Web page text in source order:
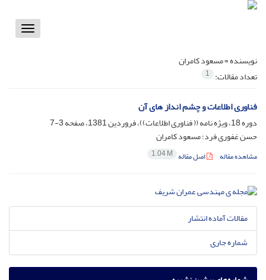
Toggle
نویسنده =مسعود کامران
تعداد مقالات: 1
فناوری اطلاعات و چشم انداز های آن
دوره 18، ویژه نامه (( فناوری اطلاعات))، فروردین 1381، صفحه
3-7
حسن غفوری فرد؛ مسعود کامران
مشاهده مقاله اصل مقاله 1.04 M
مقالات آماده انتشار
شماره جاری